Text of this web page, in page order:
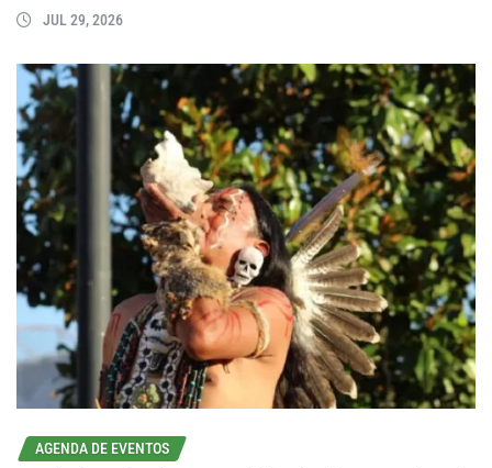
JUL 29, 2026
AGENDA DE EVENTOS